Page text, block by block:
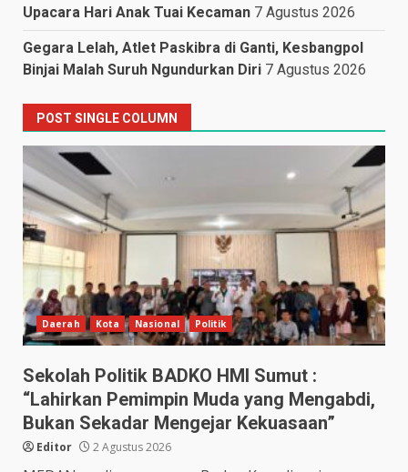
Upacara Hari Anak Tuai Kecaman 7 Agustus 2026
Gegara Lelah, Atlet Paskibra di Ganti, Kesbangpol
Binjai Malah Suruh Ngundurkan Diri 7 Agustus 2026
POST SINGLE COLUMN
Daerah Kota Nasional Politik
Sekolah Politik BADKO HMI Sumut :
“Lahirkan Pemimpin Muda yang Mengabdi,
Bukan Sekadar Mengejar Kekuasaan”
Editor 2 Agustus 2026